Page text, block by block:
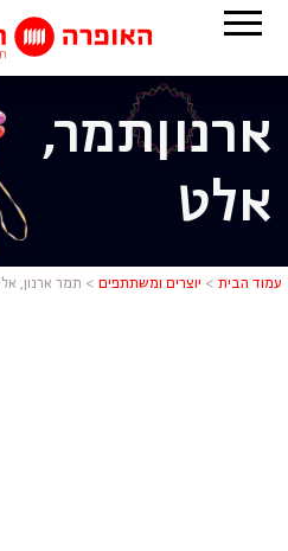
ארנוןתמר,
אלט
עמוד הבית > יוצרים ומשתתפים > תמר ארנון,